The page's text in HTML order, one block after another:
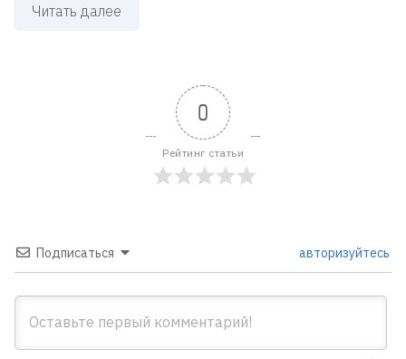
Читать далее
0
Рейтинг статьи
Подписаться авторизуйтесь